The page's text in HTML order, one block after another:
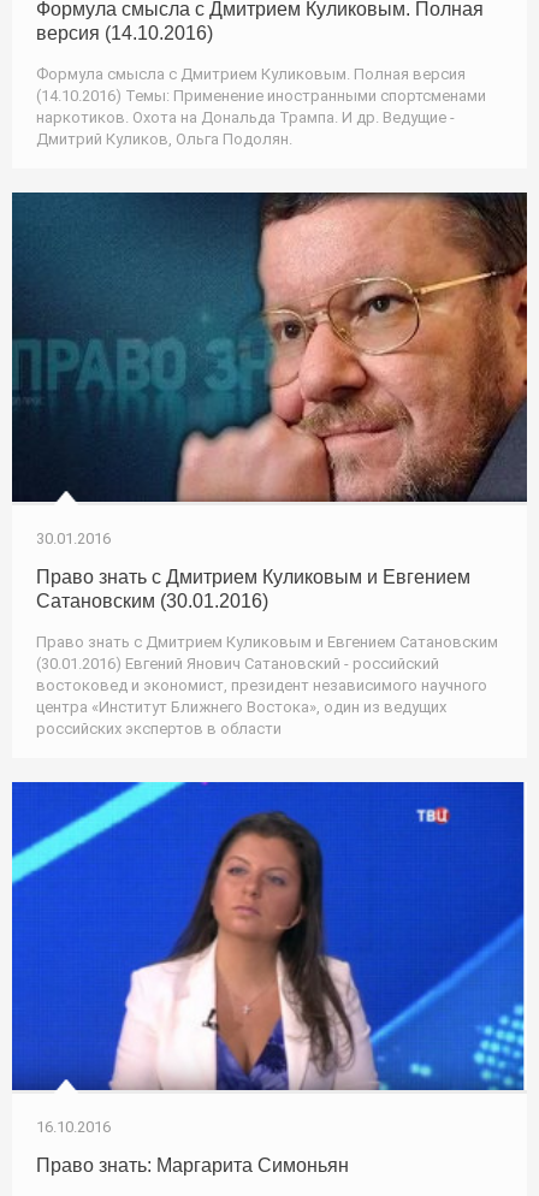
Формула смысла с Дмитрием Куликовым. Полная
версия (14.10.2016)
Формула смысла с Дмитрием Куликовым. Полная версия
(14.10.2016) Темы: Применение иностранными спортсменами
наркотиков. Охота на Дональда Трампа. И др. Ведущие -
Дмитрий Куликов, Ольга Подолян.
30.01.2016
Право знать с Дмитрием Куликовым и Евгением
Сатановским (30.01.2016)
Право знать с Дмитрием Куликовым и Евгением Сатановским
(30.01.2016) Евгений Янович Сатановский - российский
востоковед и экономист, президент независимого научного
центра «Институт Ближнего Востока», один из ведущих
российских экспертов в области
16.10.2016
Право знать: Маргарита Симоньян